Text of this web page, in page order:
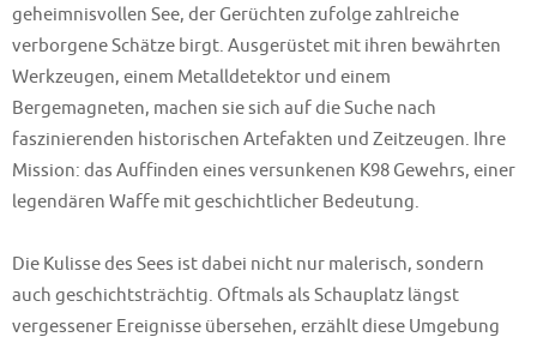
geheimnisvollen See, der Gerüchten zufolge zahlreiche
verborgene Schätze birgt. Ausgerüstet mit ihren bewährten
Werkzeugen, einem Metalldetektor und einem
Bergemagneten, machen sie sich auf die Suche nach
faszinierenden historischen Artefakten und Zeitzeugen. Ihre
Mission: das Auffinden eines versunkenen K98 Gewehrs, einer
legendären Waffe mit geschichtlicher Bedeutung.
Die Kulisse des Sees ist dabei nicht nur malerisch, sondern
auch geschichtsträchtig. Oftmals als Schauplatz längst
vergessener Ereignisse übersehen, erzählt diese Umgebung